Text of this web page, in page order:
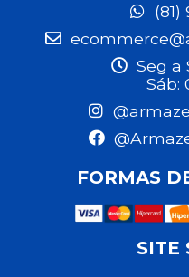
(81)
Seg a
Sáb:
FORMAS
SITE